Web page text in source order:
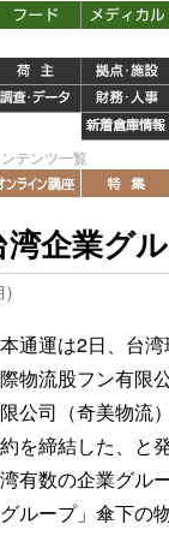
テンツ一覧
湾企業グ
)
通運は2日、台
物流股フン有限
公司（奇美物流
を締結した、と発
有数の企業グル
ループ」傘下の